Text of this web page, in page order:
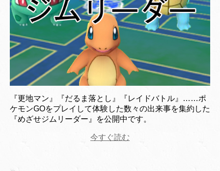
『更地マン』『だるま落とし』『レイドバトル』……ポ
ケモンGOをプレイして体験した数々の出来事を集約した
『めざせジムリーダー』を公開中です。
今すぐ読む